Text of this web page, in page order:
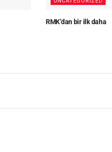
RMK’dan bir ilk daha